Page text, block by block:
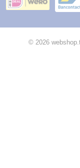
© 2026